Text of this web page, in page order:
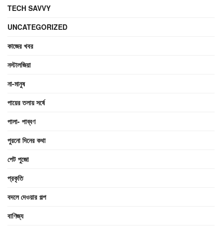
TECH SAVVY
UNCATEGORIZED
কাজের খবর
নস্টালজিয়া
না-মানুষ
পায়ের তলায় সর্ষে
পালা- পাব্বণ
পুরনো দিনের কথা
পেট পুজো
প্রকৃতি
বদলে দেওয়ার গল্প
বাণিজ্য